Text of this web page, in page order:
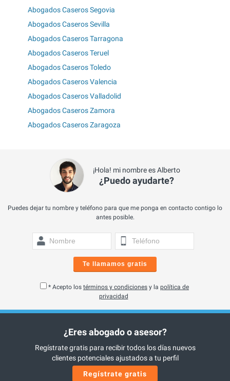
Abogados Caseros Segovia
Abogados Caseros Sevilla
Abogados Caseros Tarragona
Abogados Caseros Teruel
Abogados Caseros Toledo
Abogados Caseros Valencia
Abogados Caseros Valladolid
Abogados Caseros Zamora
Abogados Caseros Zaragoza
¡Hola! mi nombre es Alberto
¿Puedo ayudarte?
Puedes dejar tu nombre y teléfono para que me ponga en contacto contigo lo
antes posible.
Te llamamos gratis
* Acepto los términos y condiciones y la política de
privacidad
¿Eres abogado o asesor?
Regístrate gratis para recibir todos los días nuevos
clientes potenciales ajustados a tu perfil
Regístrate gratis